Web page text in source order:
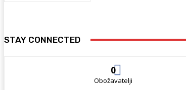
STAY CONNECTED
0
Obožavatelji